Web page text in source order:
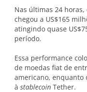
Nas últimas 24
chegou a US$165
atingindo quase
período.
Essa performance
de moedas fiat de
americano, enquanto
à stablecoin Tether.